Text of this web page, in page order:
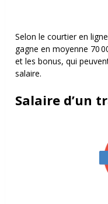
Selon le courtier en
gagne en moyenne 70
et les bonus, qui
salaire.
Salaire d’un